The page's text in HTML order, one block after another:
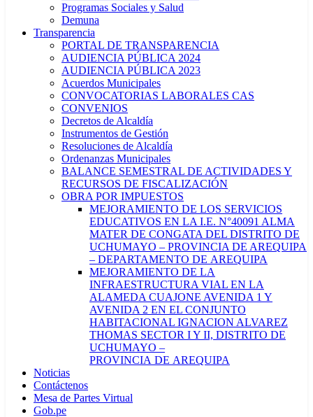
Programas Sociales y Salud
Demuna
Transparencia
PORTAL DE TRANSPARENCIA
AUDIENCIA PÚBLICA 2024
AUDIENCIA PÚBLICA 2023
Acuerdos Municipales
CONVOCATORIAS LABORALES CAS
CONVENIOS
Decretos de Alcaldía
Instrumentos de Gestión
Resoluciones de Alcaldía
Ordenanzas Municipales
BALANCE SEMESTRAL DE ACTIVIDADES Y
RECURSOS DE FISCALIZACIÓN
OBRA POR IMPUESTOS
MEJORAMIENTO DE LOS SERVICIOS
EDUCATIVOS EN LA I.E. N°40091 ALMA
MATER DE CONGATA DEL DISTRITO DE
UCHUMAYO – PROVINCIA DE AREQUIPA
– DEPARTAMENTO DE AREQUIPA
MEJORAMIENTO DE LA
INFRAESTRUCTURA VIAL EN LA
ALAMEDA CUAJONE AVENIDA 1 Y
AVENIDA 2 EN EL CONJUNTO
HABITACIONAL IGNACION ALVAREZ
THOMAS SECTOR I Y II, DISTRITO DE
UCHUMAYO –
PROVINCIA DE AREQUIPA
Noticias
Contáctenos
Mesa de Partes Virtual
Gob.pe